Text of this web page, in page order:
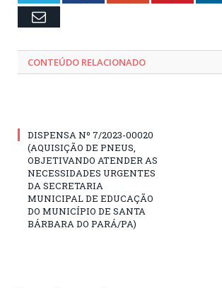
Email
CONTEÚDO RELACIONADO
DISPENSA Nº 7/2023-00020
(AQUISIÇÃO DE PNEUS,
OBJETIVANDO ATENDER AS
NECESSIDADES URGENTES
DA SECRETARIA
MUNICIPAL DE EDUCAÇÃO
DO MUNICÍPIO DE SANTA
BÁRBARA DO PARÁ/PA)